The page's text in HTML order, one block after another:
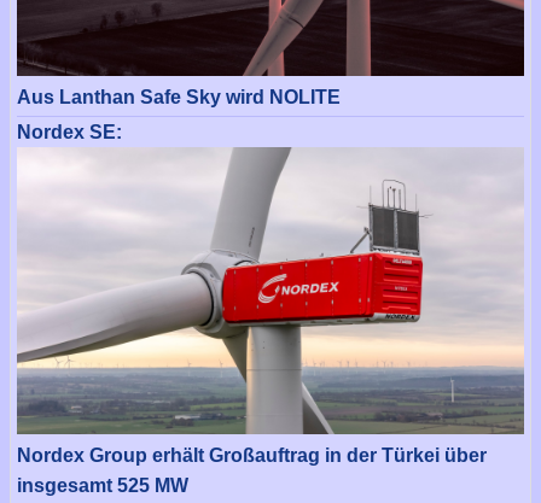
Aus Lanthan Safe Sky wird NOLITE
Nordex SE:
Nordex Group erhält Großauftrag in der Türkei über
insgesamt 525 MW